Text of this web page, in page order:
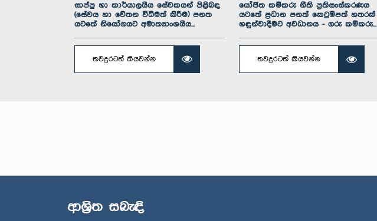
සාප්පු හා කාර්යාලයීය සේවකයන් පිළිබඳ
(සේවය හා වේතන විධිමත් කිරීම) පනත
යටතේ නියෝගයට අමාත්‍යාංශයීය...
තවදුරටත් කියවන්න
යෝජිත කම්කරු නීති ප්‍රතිසංස්කරණය
යටතේ ප්‍රධාන පනත් කෙටුම්පත් හතරක්
හඳුන්වාදීමට අවධානය - ගරු කම්කරු...
තවදුරටත් කියවන්න
ආශ්‍රිත සබැඳි